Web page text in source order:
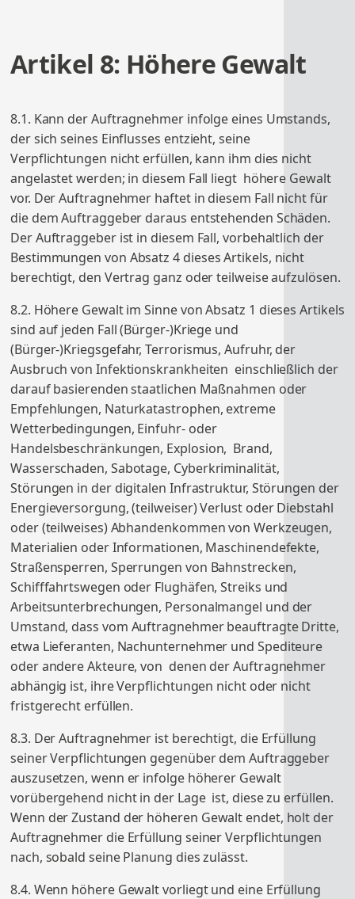
Artikel 8: Höhere Gewalt
8.1. Kann der Auftragnehmer infolge eines Umstands,
der sich seines Einflusses entzieht, seine
Verpflichtungen nicht erfüllen, kann ihm dies nicht
angelastet werden; in diesem Fall liegt höhere Gewalt
vor. Der Auftragnehmer haftet in diesem Fall nicht für
die dem Auftraggeber daraus entstehenden Schäden.
Der Auftraggeber ist in diesem Fall, vorbehaltlich der
Bestimmungen von Absatz 4 dieses Artikels, nicht
berechtigt, den Vertrag ganz oder teilweise aufzulösen.
8.2. Höhere Gewalt im Sinne von Absatz 1 dieses Artikels
sind auf jeden Fall (Bürger-)Kriege und
(Bürger-)Kriegsgefahr, Terrorismus, Aufruhr, der
Ausbruch von Infektionskrankheiten einschließlich der
darauf basierenden staatlichen Maßnahmen oder
Empfehlungen, Naturkatastrophen, extreme
Wetterbedingungen, Einfuhr- oder
Handelsbeschränkungen, Explosion, Brand,
Wasserschaden, Sabotage, Cyberkriminalität,
Störungen in der digitalen Infrastruktur, Störungen der
Energieversorgung, (teilweiser) Verlust oder Diebstahl
oder (teilweises) Abhandenkommen von Werkzeugen,
Materialien oder Informationen, Maschinendefekte,
Straßensperren, Sperrungen von Bahnstrecken,
Schifffahrtswegen oder Flughäfen, Streiks und
Arbeitsunterbrechungen, Personalmangel und der
Umstand, dass vom Auftragnehmer beauftragte Dritte,
etwa Lieferanten, Nachunternehmer und Spediteure
oder andere Akteure, von denen der Auftragnehmer
abhängig ist, ihre Verpflichtungen nicht oder nicht
fristgerecht erfüllen.
8.3. Der Auftragnehmer ist berechtigt, die Erfüllung
seiner Verpflichtungen gegenüber dem Auftraggeber
auszusetzen, wenn er infolge höherer Gewalt
vorübergehend nicht in der Lage ist, diese zu erfüllen.
Wenn der Zustand der höheren Gewalt endet, holt der
Auftragnehmer die Erfüllung seiner Verpflichtungen
nach, sobald seine Planung dies zulässt.
8.4. Wenn höhere Gewalt vorliegt und eine Erfüllung